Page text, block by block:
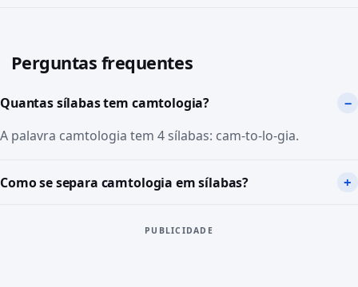
Perguntas frequentes
Quantas sílabas tem camtologia?
A palavra camtologia tem 4 sílabas: cam-to-lo-gia.
Como se separa camtologia em sílabas?
PUBLICIDADE